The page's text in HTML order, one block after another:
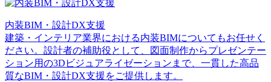
内装BIM・設計DX支援
建築・インテリア業界における内装BIMについてもお任せく
ださい。設計者の補助役として、図面制作からプレゼンテー
ション用の3Dビジュアライゼーションまで、一貫した高品
質なBIM・設計DX支援をご提供します。